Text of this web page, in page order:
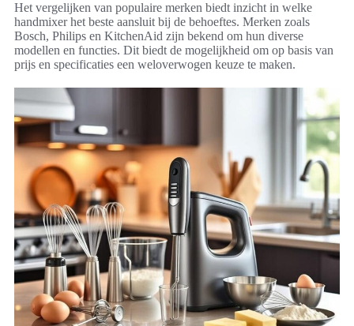
Het vergelijken van populaire merken biedt inzicht in welke
handmixer het beste aansluit bij de behoeftes. Merken zoals
Bosch, Philips en KitchenAid zijn bekend om hun diverse
modellen en functies. Dit biedt de mogelijkheid om op basis van
prijs en specificaties een weloverwogen keuze te maken.